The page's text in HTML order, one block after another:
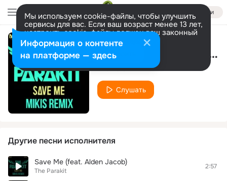
Войти
Мы используем cookie-файлы, чтобы улучшить
сервисы для вас. Если ваш возраст менее 13 лет,
настроить cookie-файлы должен ваш законный
представитель. Больше информации
Разрешить все Настроить Save Me (Dj Sasha Wells Remix) (Aden Jacob & Anchalee)
The Parakit
Слушать
Другие песни исполнителя
Save Me (feat. Alden Jacob)
The Parakit
2:57
Информация о контенте
на платформе — здесь